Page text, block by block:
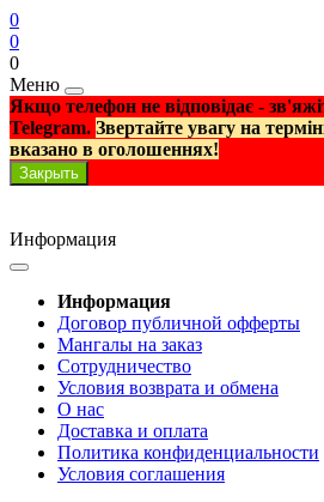
0
0
0
Меню
Якщо телефон не відповідає -
Telegram. Звертайте увагу на
вказано в оголошеннях!
Закрыть
Информация
Информация
Договор публичной офферты
Мангалы на заказ
Сотрудничество
Условия возврата и обмена
О нас
Доставка и оплата
Политика конфиденциальности
Условия соглашения